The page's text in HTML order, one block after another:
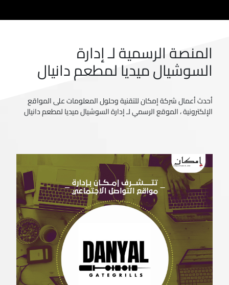
المنصة الرسمية لـ إدارة
السوشيال ميديا لمطعم دانيال
أحدث أعمال شركة إمكان للتقنية وحلول المعلومات على المواقع
الإلكترونية ، الموقع الرسمي لـ إدارة السوشيال ميديا لمطعم دانيال